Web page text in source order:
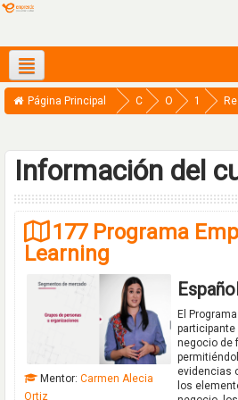
Español - Internacional ‎(es)‎ This
Página Principal
C
r
s
o
s
O
e
t
a
e
r
1
7
-
P
E
L
E
A
R
Información del
177 Programa
Learning
El
participante
negocio de
evidencias
los
Mentor: Carmen Alecia
Ortiz